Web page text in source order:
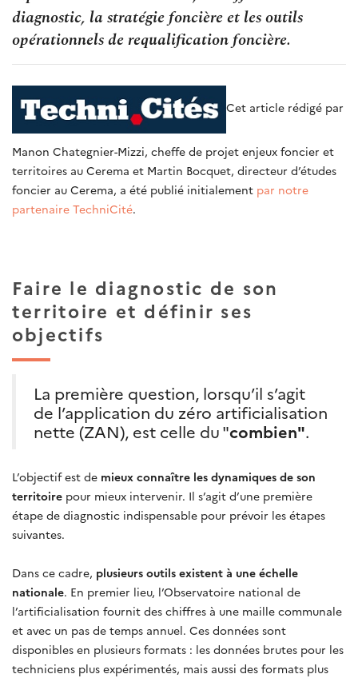
diagnostic, la stratégie foncière et les outils
opérationnels de requalification foncière.
Cet article rédigé par
Manon Chategnier-Mizzi, cheffe de projet enjeux foncier et
territoires au Cerema et Martin Bocquet, directeur d’études
foncier au Cerema, a été publié initialement par notre
partenaire TechniCité.
Faire le diagnostic de son
territoire et définir ses
objectifs
La première question, lorsqu’il s’agit
de l’application du zéro artificialisation
nette (ZAN), est celle du "combien".
L’objectif est de mieux connaître les dynamiques de son
territoire pour mieux intervenir. Il s’agit d’une première
étape de diagnostic indispensable pour prévoir les étapes
suivantes.
Dans ce cadre, plusieurs outils existent à une échelle
nationale. En premier lieu, l’Observatoire national de
l’artificialisation fournit des chiffres à une maille communale
et avec un pas de temps annuel. Ces données sont
disponibles en plusieurs formats : les données brutes pour les
techniciens plus expérimentés, mais aussi des formats plus